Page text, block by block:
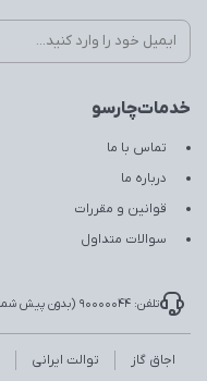
خدمات‌چارسو
تماس با ما
درباره ما
قوانین و مقررات
سوالات متداول
تلفن: 90000044 (بدون پیش شماره و رایگان)
اجاق گاز توالت ایرانی